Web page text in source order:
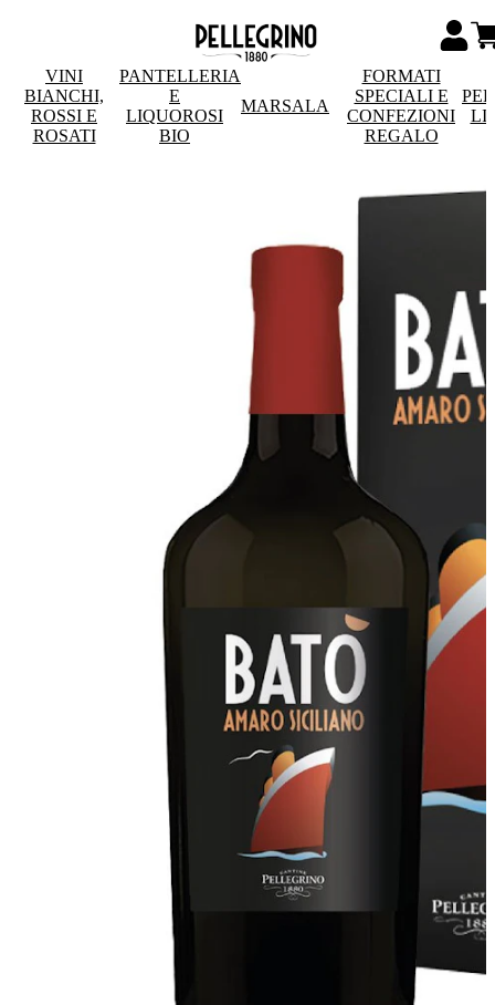
VINI
BIANCHI,
ROSSI E
ROSATI
PANTELLERIA
E
LIQUOROSI
BIO
MARSALA
FORMATI
SPECIALI E
CONFEZIONI
REGALO